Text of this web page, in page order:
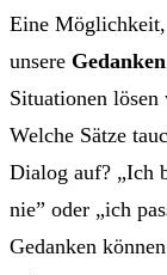
Eine Möglichkeit,
unsere
Situationen lösen
Welche Sätze
Dialog auf? „Ich
nie” oder „ich
Gedanken